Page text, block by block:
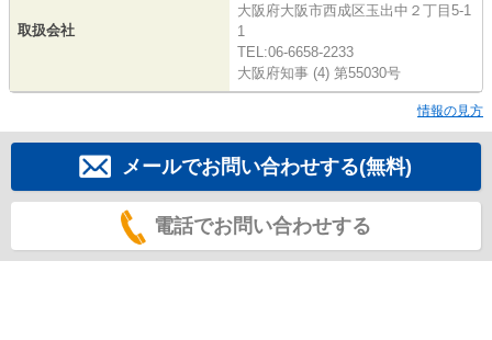
取扱会社
大阪府大阪市西成区玉出中２丁目5-1
1
TEL:06-6658-2233
大阪府知事 (4) 第55030号
情報の見方
メールでお問い合わせする(無料)
電話でお問い合わせする